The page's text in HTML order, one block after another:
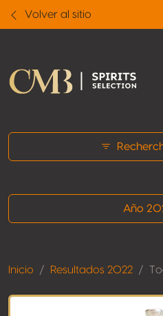
Volver al sitio
Año
Inicio Resultados 2022